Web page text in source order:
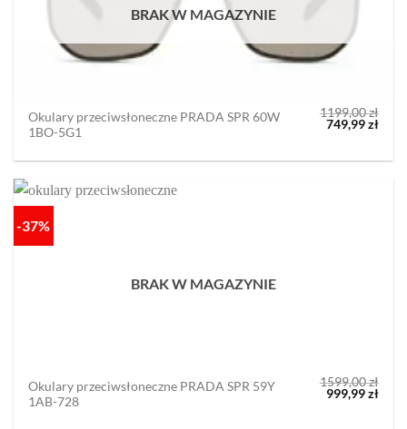
BRAK W MAGAZYNIE
Okulary przeciwsłoneczne PRADA SPR 60W
1BO-5G1
1199,00zł
Pierwotna
cena
1199,00 zł.
749,99zł
-37%
BRAK W MAGAZYNIE
Okulary przeciwsłoneczne PRADA SPR 59Y
1AB-728
1599,00zł
Pierwotna
cena
999,99zł